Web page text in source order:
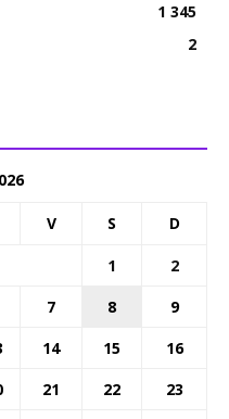
1 345
2
V S D
1
2
7 8
9
14 15
16
21 22
23